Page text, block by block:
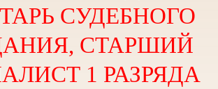
СУДЕБНОГО
СТАРШИЙ
1 РАЗРЯДА